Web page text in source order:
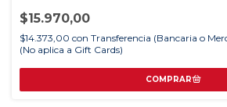
$15.970,00
$14.373,00 con Transferencia (Bancaria o
(No aplica a Gift Cards)